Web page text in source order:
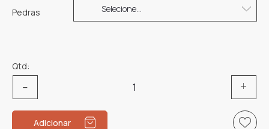
Pedras
Qtd:
Quantidade
Adicionar